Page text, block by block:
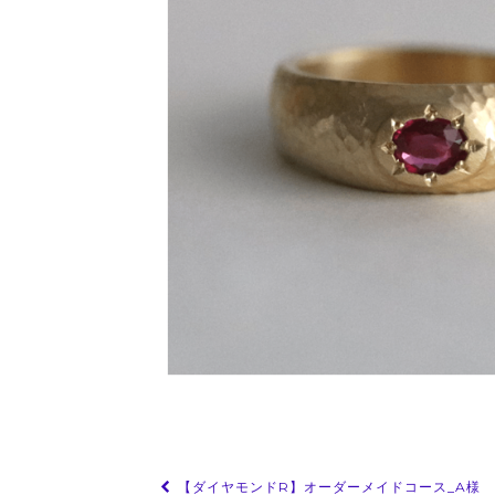
【ダイヤモンドR】オーダーメイドコース_A様